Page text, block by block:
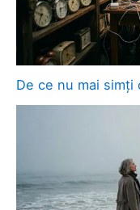
De ce nu mai simți